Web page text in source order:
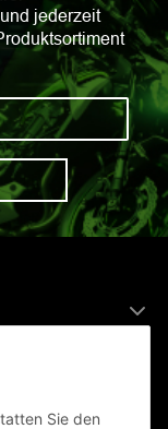
jederzeit
Sie den